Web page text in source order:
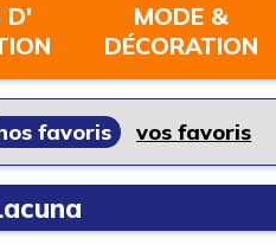
D'
MODE &
DÉCORATION
favoris vos favoris